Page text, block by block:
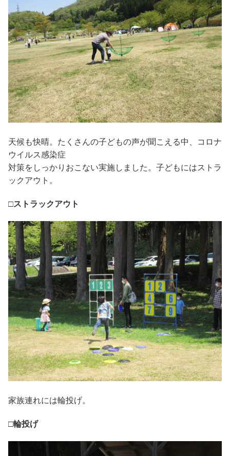
天候も快晴。たくさんの子どもの声が聞こえる中、コロナ
ウイルス感染症
対策をしっかりおこない実施しました。子どもにはストラ
ックアウト。
□ストラックアウト
家族連れには輪投げ。
□輪投げ